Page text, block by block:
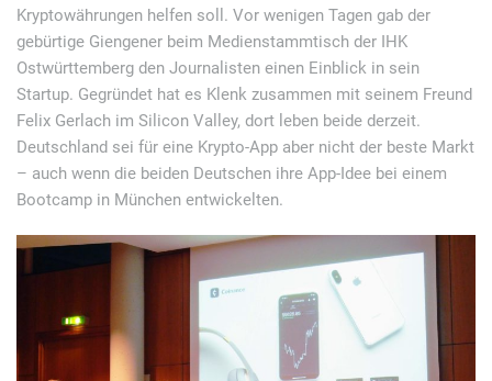
Kryptowährungen helfen soll. Vor wenigen Tagen gab der
gebürtige Giengener beim Medienstammtisch der IHK
Ostwürttemberg den Journalisten einen Einblick in sein
Startup. Gegründet hat es Klenk zusammen mit seinem Freund
Felix Gerlach im Silicon Valley, dort leben beide derzeit.
Deutschland sei für eine Krypto-App aber nicht der beste Markt
– auch wenn die beiden Deutschen ihre App-Idee bei einem
Bootcamp in München entwickelten.